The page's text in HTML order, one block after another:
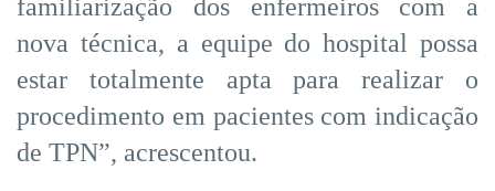
familiarização dos enfermeiros com a
nova técnica, a equipe do hospital possa
estar totalmente apta para realizar o
procedimento em pacientes com indicação
de TPN”, acrescentou.